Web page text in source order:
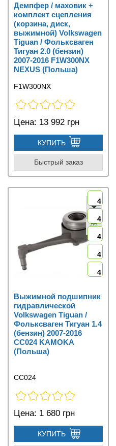
Демпфер / маховик +
комплект сцепления
(корзина, диск,
выжимной) Volkswagen
Tiguan / Фольксваген
Тигуан 2.0 (бензин)
2007-2016 F1W300NX
NEXUS (Польша)
F1W300NX
Цена: 13 992 грн
КУПИТЬ
Быстрый заказ
4
4
4
4
4
Выжимной подшипник
гидравлической
Volkswagen Tiguan /
Фольксваген Тигуан 1.4
(бензин) 2007-2016
CC024 KAMOKA
(Польша)
CC024
Цена: 1 680 грн
КУПИТЬ